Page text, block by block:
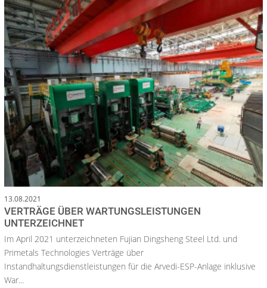
13.08.2021
VERTRÄGE ÜBER WARTUNGSLEISTUNGEN
UNTERZEICHNET
Im April 2021 unterzeichneten Fujian Dingsheng Steel Ltd. und
Primetals Technologies Verträge über
Instandhaltungsdienstleistungen für die Arvedi-ESP-Anlage inklusive
War...